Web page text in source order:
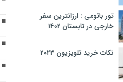
تور باتومی : ارزانترین سفر
خارجی در تابستان ۱۴۰۲
نکات خرید تلویزیون ۲۰۲۳